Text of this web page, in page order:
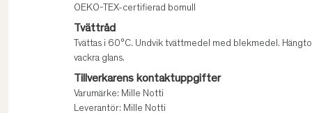
OEKO-TEX-certifierad bomull
Tvättråd
Tvättas i 60°C. Undvik tvättmedel med blekmedel.
vackra glans.
Tillverkarens kontaktuppgifter
Varumärke: Mille Notti
Leverantör: Mille Notti